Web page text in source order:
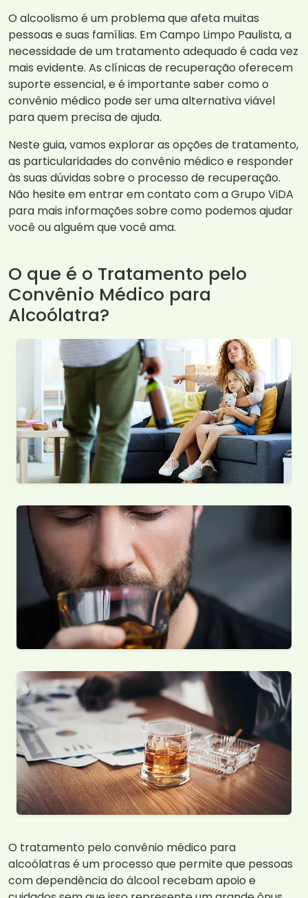
O alcoolismo é um problema que afeta muitas
pessoas e suas famílias. Em Campo Limpo Paulista, a
necessidade de um tratamento adequado é cada vez
mais evidente. As clínicas de recuperação oferecem
suporte essencial, e é importante saber como o
convênio médico pode ser uma alternativa viável
para quem precisa de ajuda.
Neste guia, vamos explorar as opções de tratamento,
as particularidades do convênio médico e responder
às suas dúvidas sobre o processo de recuperação.
Não hesite em entrar em contato com a Grupo ViDA
para mais informações sobre como podemos ajudar
você ou alguém que você ama.
O que é o Tratamento pelo
Convênio Médico para
Alcoólatra?
O tratamento pelo convênio médico para
alcoólatras é um processo que permite que pessoas
com dependência do álcool recebam apoio e